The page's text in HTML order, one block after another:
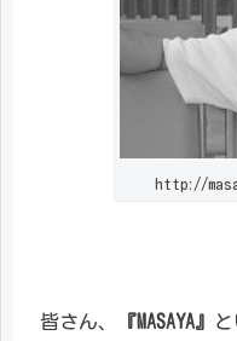
http://
皆さん、 『MASAYA』